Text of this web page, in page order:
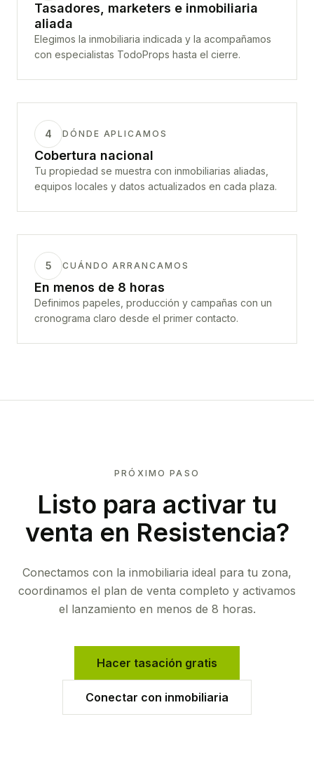
Tasadores, marketers e inmobiliaria
aliada
Elegimos la inmobiliaria indicada y la acompañamos
con especialistas TodoProps hasta el cierre.
4 DÓNDE APLICAMOS
Cobertura nacional
Tu propiedad se muestra con inmobiliarias aliadas,
equipos locales y datos actualizados en cada plaza.
5 CUÁNDO ARRANCAMOS
En menos de 8 horas
Definimos papeles, producción y campañas con un
cronograma claro desde el primer contacto.
PRÓXIMO PASO
Listo para activar tu
venta en Resistencia?
Conectamos con la inmobiliaria ideal para tu zona,
coordinamos el plan de venta completo y activamos
el lanzamiento en menos de 8 horas.
Hacer tasación gratis
Conectar con inmobiliaria